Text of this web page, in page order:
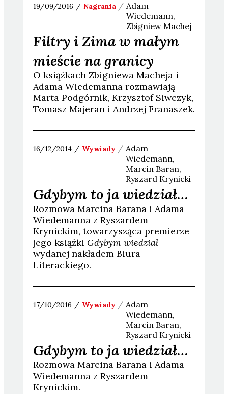
19/09/2016 Nagrania
Adam
Wiedemann
ZbigniewMachej
Filtry i Zima w małym
mieście na granicy
O książkach Zbigniewa Macheja i
Adama Wiedemanna rozmawiają
Marta Podgórnik, Krzysztof Siwczyk,
Tomasz Majeran i Andrzej Franaszek.
16/12/2014 Wywiady
Adam
Wiedemann
MarcinBaran
RyszardKrynicki
Gdybym to ja wiedział…
Rozmowa Marcina Barana i Adama
Wiedemanna z Ryszardem
Krynickim, towarzysząca premierze
jego książki Gdybym wiedział
wydanej nakładem Biura
Literackiego.
17/10/2016 Wywiady
Adam
Wiedemann
MarcinBaran
RyszardKrynicki
Gdybym to ja wiedział…
Rozmowa Marcina Barana i Adama
Wiedemanna z Ryszardem
Krynickim.